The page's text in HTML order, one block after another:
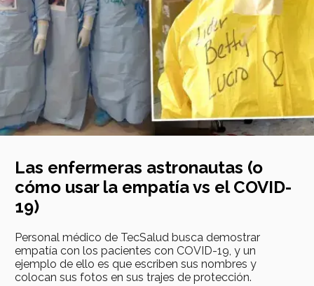
Las enfermeras astronautas (o
cómo usar la empatía vs el COVID-
19)
Personal médico de TecSalud busca demostrar
empatía con los pacientes con COVID-19, y un
ejemplo de ello es que escriben sus nombres y
colocan sus fotos en sus trajes de protección.